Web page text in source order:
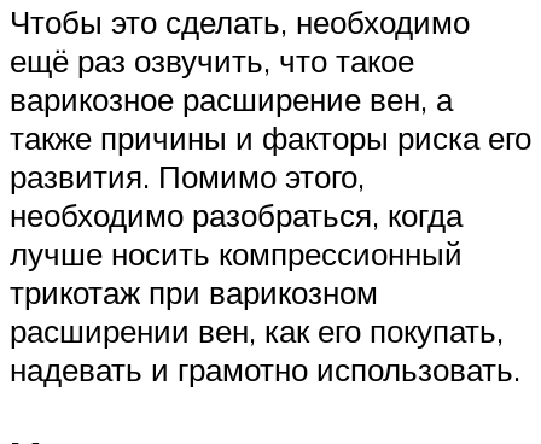
Чтобы это сделать, необходимо
ещё раз озвучить, что такое
варикозное расширение вен, а
также причины и факторы риска его
развития. Помимо этого,
необходимо разобраться, когда
лучше носить компрессионный
трикотаж при варикозном
расширении вен, как его покупать,
надевать и грамотно использовать.